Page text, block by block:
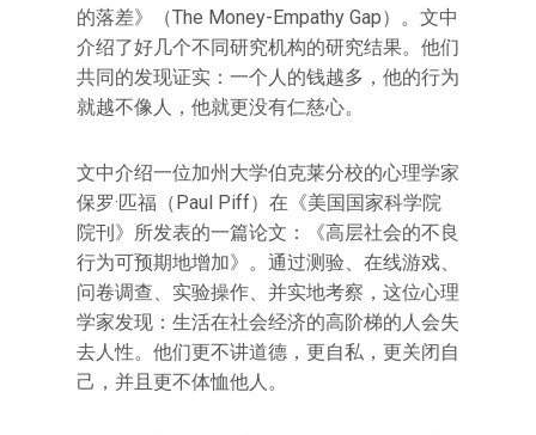
的落差》（The Money-Empathy Gap）。文中
介绍了好几个不同研究机构的研究结果。他们
共同的发现证实：一个人的钱越多，他的行为
就越不像人，他就更没有仁慈心。
文中介绍一位加州大学伯克莱分校的心理学家
保罗·匹福（Paul Piff）在《美国国家科学院
院刊》所发表的一篇论文：《高层社会的不良
行为可预期地增加》。通过测验、在线游戏、
问卷调查、实验操作、并实地考察，这位心理
学家发现：生活在社会经济的高阶梯的人会失
去人性。他们更不讲道德，更自私，更关闭自
己，并且更不体恤他人。